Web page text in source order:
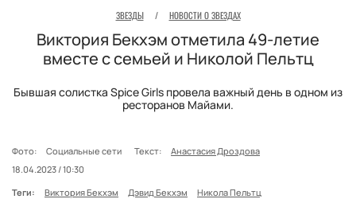
ЗВЕЗДЫ / НОВОСТИ О ЗВЕЗДАХ
Виктория Бекхэм отметила 49-летие
вместе с семьей и Николой Пельтц
Бывшая солистка Spice Girls провела важный день в одном из
ресторанов Майами.
Фото: Социальные сети Текст:
Анастасия Дроздова
18.04.2023 / 10:30
Теги:
Виктория Бекхэм Дэвид Бекхэм Никола Пельтц